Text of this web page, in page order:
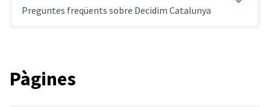
Preguntes freqüents sobre Decidim Catalunya
Pàgines